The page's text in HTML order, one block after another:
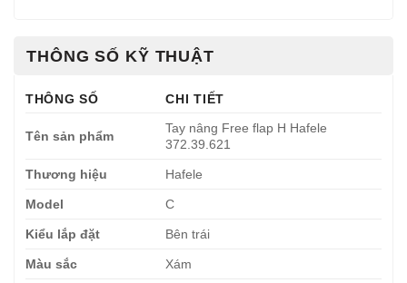
THÔNG SỐ KỸ THUẬT
THÔNG SỐ CHI TIẾT
Tên sản phẩm
Tay nâng Free flap H Hafele
372.39.621
Thương hiệu Hafele
Model C
Kiểu lắp đặt Bên trái
Màu sắc Xám